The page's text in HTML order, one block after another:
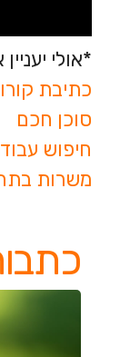
*אולי
כתיבת
סוכן חכם
חיפוש
משרות